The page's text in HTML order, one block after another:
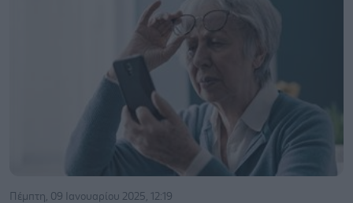
Πέμπτη, 09 Ιανουαρίου 2025, 12:19